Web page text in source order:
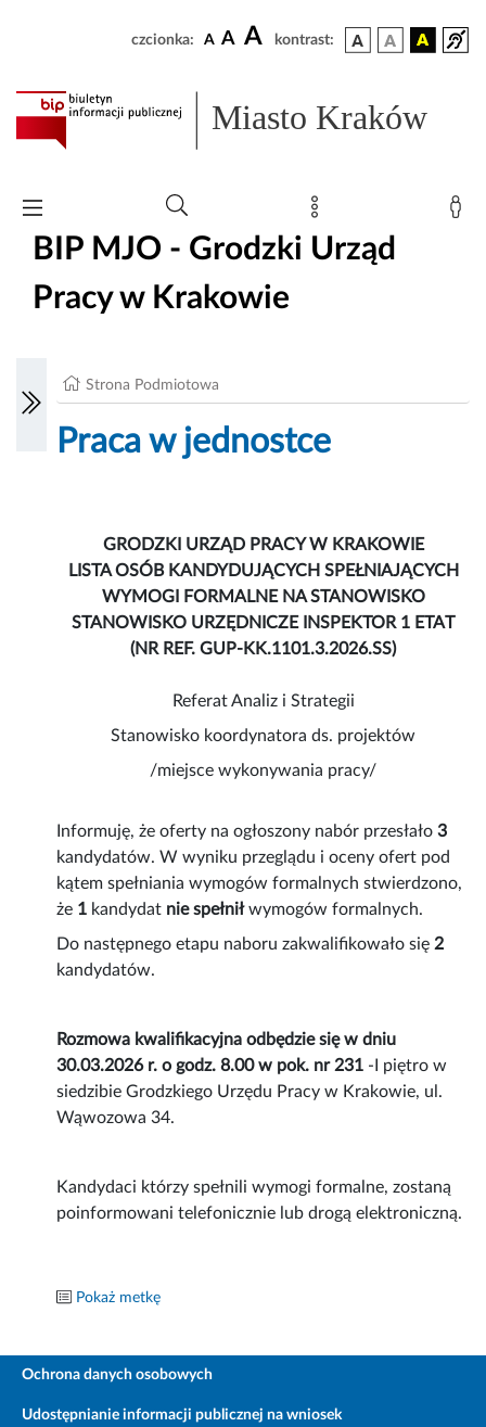
czcionka: A A A kontrast:
Miasto Kraków
BIP MJO - Grodzki Urząd
Pracy w Krakowie
Strona Podmiotowa
Praca w jednostce
GRODZKI URZĄD PRACY W KRAKOWIE
LISTA OSÓB KANDYDUJĄCYCH SPEŁNIAJĄCYCH
WYMOGI FORMALNE NA STANOWISKO
STANOWISKO URZĘDNICZE INSPEKTOR 1 ETAT
(NR REF. GUP-KK.1101.3.2026.SS)
Referat Analiz i Strategii
Stanowisko koordynatora ds. projektów
/miejsce wykonywania pracy/
Informuję, że oferty na ogłoszony nabór przesłało 3
kandydatów. W wyniku przeglądu i oceny ofert pod
kątem spełniania wymogów formalnych stwierdzono,
że 1 kandydat nie spełniłwymogów formalnych.
Do następnego etapu naboru zakwalifikowało się 2
kandydatów.
Rozmowa kwalifikacyjna odbędzie się w dniu
30.03.2026 r. o godz. 8.00 w pok. nr 231 -I piętro w
siedzibie Grodzkiego Urzędu Pracy w Krakowie, ul.
Wąwozowa 34.
Kandydaci którzy spełnili wymogi formalne, zostaną
poinformowani telefonicznie lub drogą elektroniczną.
Pokaż metkę
Ochrona danych osobowych
Udostępnianie informacji publicznej na wniosek